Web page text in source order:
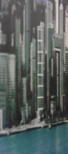
26戶省屬國企
西校園閱讀活
案｜吳良好：
多時間專注做
位頂尖專家共
邁文儒煥新升
率港區全國政